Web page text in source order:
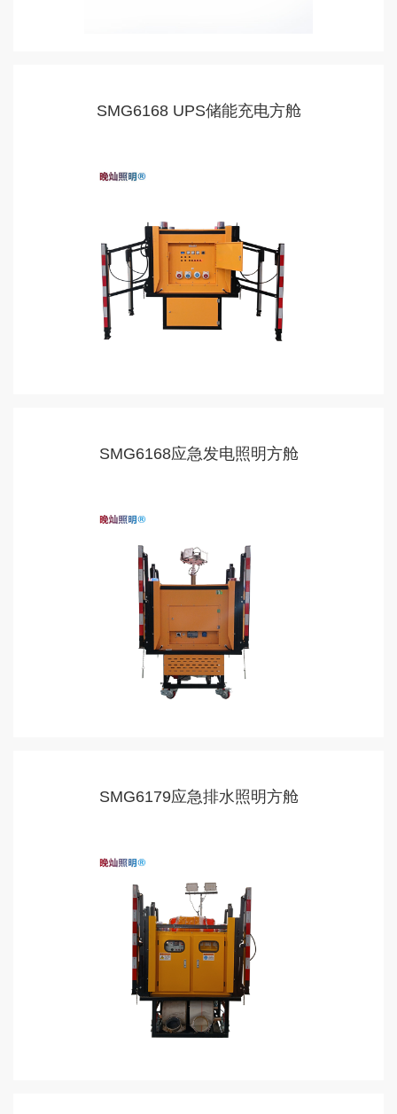
SMG6168 UPS储能充电方舱
SMG6168应急发电照明方舱
SMG6179应急排水照明方舱